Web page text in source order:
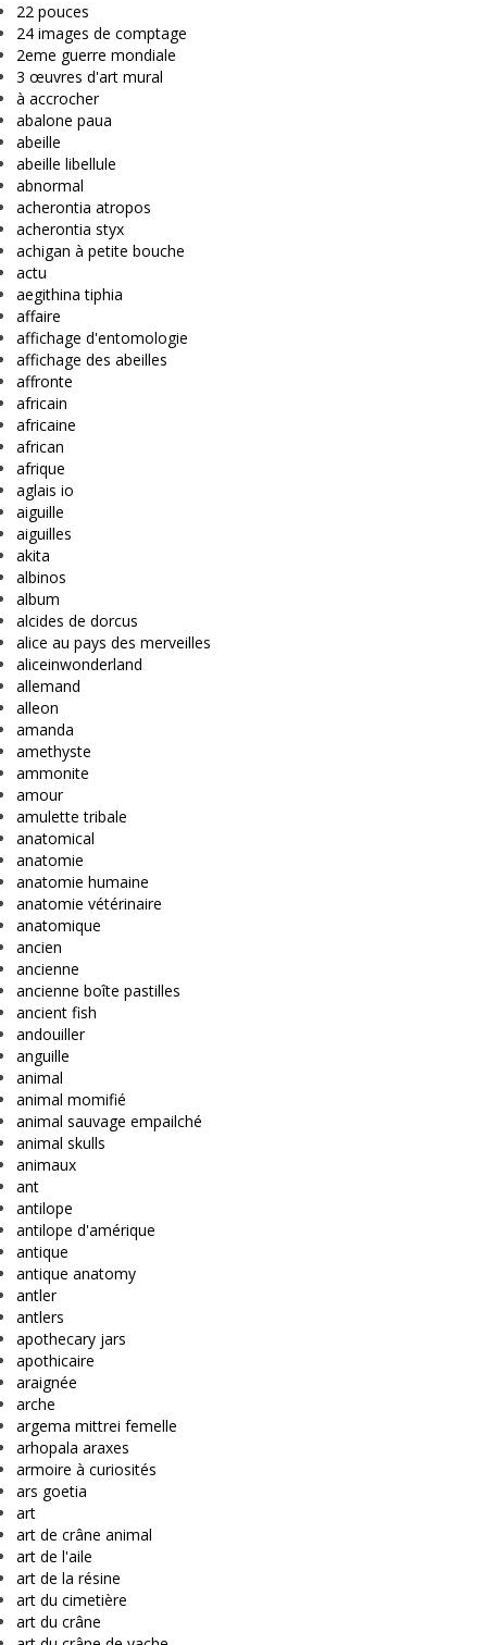
22 pouces
24 images de comptage
2eme guerre mondiale
3 œuvres d'art mural
à accrocher
abalone paua
abeille
abeille libellule
abnormal
acherontia atropos
acherontia styx
achigan à petite bouche
actu
aegithina tiphia
affaire
affichage d'entomologie
affichage des abeilles
affronte
africain
africaine
african
afrique
aglais io
aiguille
aiguilles
akita
albinos
album
alcides de dorcus
alice au pays des merveilles
aliceinwonderland
allemand
alleon
amanda
amethyste
ammonite
amour
amulette tribale
anatomical
anatomie
anatomie humaine
anatomie vétérinaire
anatomique
ancien
ancienne
ancienne boîte pastilles
ancient fish
andouiller
anguille
animal
animal momifié
animal sauvage empailché
animal skulls
animaux
ant
antilope
antilope d'amérique
antique
antique anatomy
antler
antlers
apothecary jars
apothicaire
araignée
arche
argema mittrei femelle
arhopala araxes
armoire à curiosités
ars goetia
art
art de crâne animal
art de l'aile
art de la résine
art du cimetière
art du crâne